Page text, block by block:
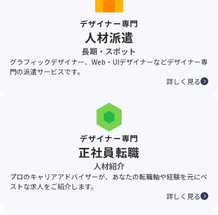
デザイナー専門
人材派遣
長期・スポット
グラフィックデザイナー、Web・UIデザイナーなどデザイナー専
門の派遣サービスです。
詳しく見る
デザイナー専門
正社員転職
人材紹介
プロのキャリアアドバイザーが、あなたの転職軸や経験を元にベ
ストな求人をご紹介します。
詳しく見る